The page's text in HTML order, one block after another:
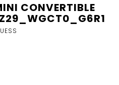
CONVERTIBLE